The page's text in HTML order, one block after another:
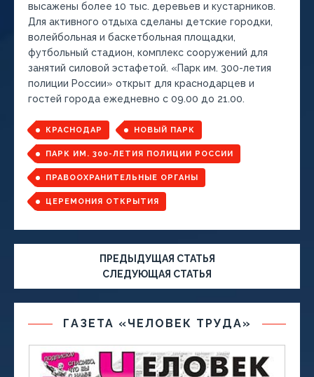
высажены более 10 тыс. деревьев и кустарников.
Для активного отдыха сделаны детские городки,
волейбольная и баскетбольная площадки,
футбольный стадион, комплекс сооружений для
занятий силовой эстафетой. «Парк им. 300-летия
полиции России» открыт для краснодарцев и
гостей города ежедневно с 09.00 до 21.00.
КРАСНОДАР НОВЫЙ ПАРК
ПАРК ИМ. 300-ЛЕТИЯ ПОЛИЦИИ РОССИИ
ПРАВООХРАНИТЕЛЬНЫЕ ОРГАНЫ
ЦЕРЕМОНИЯ ОТКРЫТИЯ
ПРЕДЫДУЩАЯ СТАТЬЯ
СЛЕДУЮЩАЯ СТАТЬЯ
ГАЗЕТА «ЧЕЛОВЕК ТРУДА»